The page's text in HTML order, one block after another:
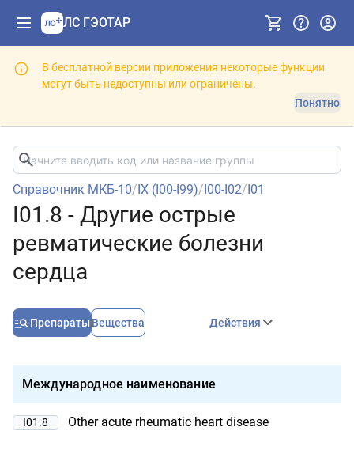
ЛС ГЭОТАР
В бесплатной версии приложения некоторые функции
могут быть недоступны или ограничены.
Понятно
Справочник МКБ-10/IX (I00-I99)/I00-I02/I01
I01.8 - Другие острые
ревматические болезни
сердца
Препараты Вещества Действия
Международное наименование
I01.8 Other acute rheumatic heart disease